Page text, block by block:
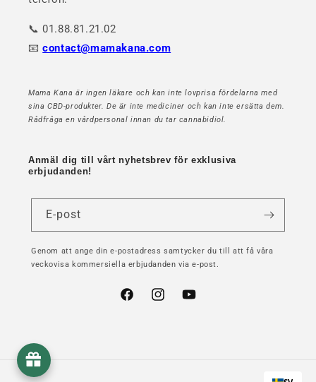
📞 01.88.81.21.02
📧contact@mamakana.com
Mama Kana är ingen läkare och kan inte lovprisa fördelarna med
sina CBD-produkter. De är inte mediciner och kan inte ersätta dem.
Rådfråga en vårdpersonal innan du tar cannabidiol.
Anmäl dig till vårt nyhetsbrev för exklusiva
erbjudanden!
E-post
Genom att ange din e-postadress samtycker du till att få våra
veckovisa kommersiella erbjudanden via e-post.
FacebookInstagramYouTube